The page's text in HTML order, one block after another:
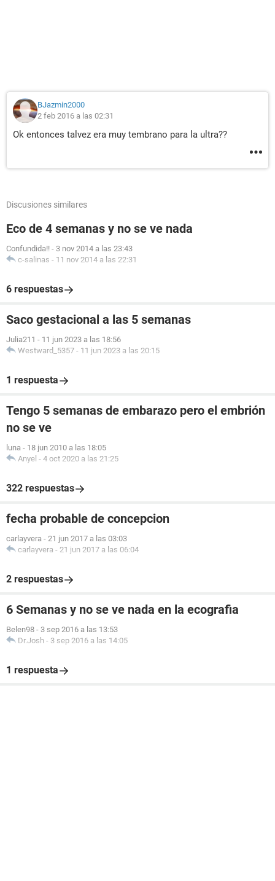
BJazmin2000
2 feb 2016 a las 02:31
Ok entonces talvez era muy tembrano para la ultra??
Discusiones similares
Eco de 4 semanas y no se ve nada
Confundida!! - 3 nov 2014 a las 23:43
c-salinas - 11 nov 2014 a las 22:31
6 respuestas
Saco gestacional a las 5 semanas
Julia211 - 11 jun 2023 a las 18:56
Westward_5357 - 11 jun 2023 a las 20:15
1 respuesta
Tengo 5 semanas de embarazo pero el embrión
no se ve
luna - 18 jun 2010 a las 18:05
Anyel - 4 oct 2020 a las 21:25
322 respuestas
fecha probable de concepcion
carlayvera - 21 jun 2017 a las 03:03
carlayvera - 21 jun 2017 a las 06:04
2 respuestas
6 Semanas y no se ve nada en la ecografia
Belen98 - 3 sep 2016 a las 13:53
Dr.Josh - 3 sep 2016 a las 14:05
1 respuesta